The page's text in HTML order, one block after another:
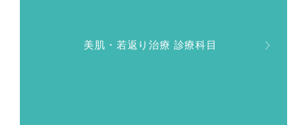
美肌・若返り治療 診療科目